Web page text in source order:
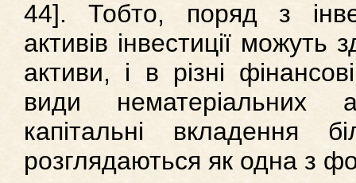
44]. Тобто, поряд з
активів інвестиції можуть
активи, і в різні
види нематеріальних
капітальні вкладення
розглядаються як одна з